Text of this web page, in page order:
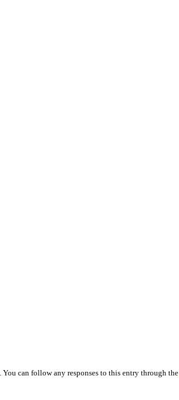
. You can follow any responses to this entry through the